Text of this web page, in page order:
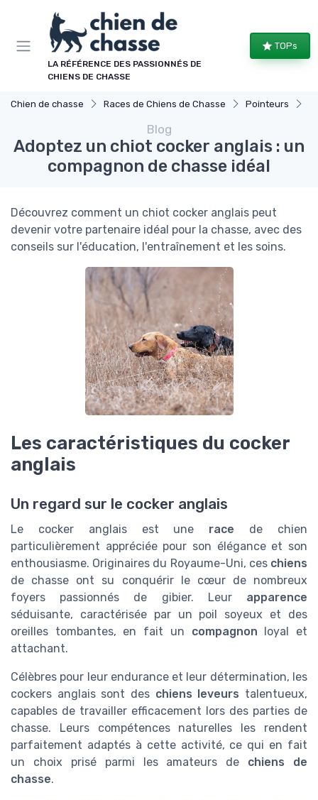
LA RÉFÉRENCE DES PASSIONNÉS DE
CHIENS DE CHASSE
TOPs
Chien de chasse Races de Chiens de Chasse Pointeurs
Blog
Adoptez un chiot cocker anglais : un
compagnon de chasse idéal
Découvrez comment un chiot cocker anglais peut
devenir votre partenaire idéal pour la chasse, avec des
conseils sur l'éducation, l'entraînement et les soins.
Les caractéristiques du cocker
anglais
Un regard sur le cocker anglais
Le cocker anglais est une race de chien
particulièrement appréciée pour son élégance et son
enthousiasme. Originaires du Royaume-Uni, ces chiens
de chasse ont su conquérir le cœur de nombreux
foyers passionnés de gibier. Leur apparence
séduisante, caractérisée par un poil soyeux et des
oreilles tombantes, en fait un compagnon loyal et
attachant.
Célèbres pour leur endurance et leur détermination, les
cockers anglais sont des chiens leveurs talentueux,
capables de travailler efficacement lors des parties de
chasse. Leurs compétences naturelles les rendent
parfaitement adaptés à cette activité, ce qui en fait
un choix prisé parmi les amateurs de chiens de
chasse.
Panneau de gestion des cookies